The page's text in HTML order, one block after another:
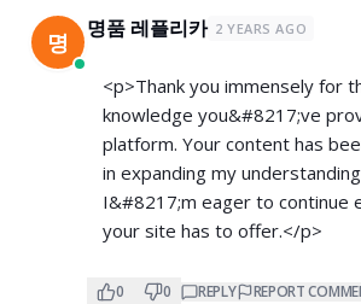
명 명품 레플리카 2 YEARS AGO
<p>Thank you immensely for
knowledge you&#8217;ve
platform. Your content has
in expanding my
I&#8217;m eager to continue
your site has to offer.</p>
0 0 REPLY REPORT